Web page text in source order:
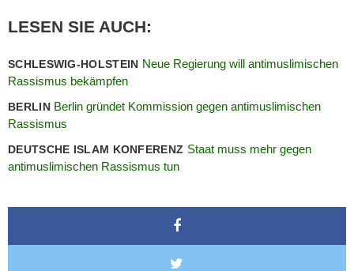
LESEN SIE AUCH:
SCHLESWIG-HOLSTEIN Neue Regierung will antimuslimischen
Rassismus bekämpfen
BERLIN Berlin gründet Kommission gegen antimuslimischen
Rassismus
DEUTSCHE ISLAM KONFERENZ Staat muss mehr gegen
antimuslimischen Rassismus tun